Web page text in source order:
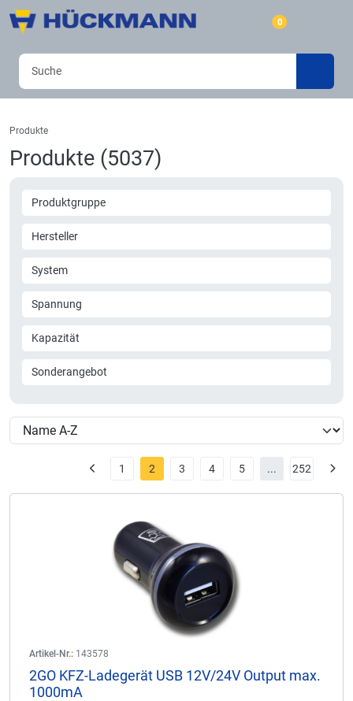
0
Produkte
Produkte (5037)
Produktgruppe
Hersteller
System
Spannung
Kapazität
Sonderangebot
1 2 3 4 5 ... 252
Artikel-Nr.: 143578
2GO KFZ-Ladegerät USB 12V/24V Output max.
1000mA